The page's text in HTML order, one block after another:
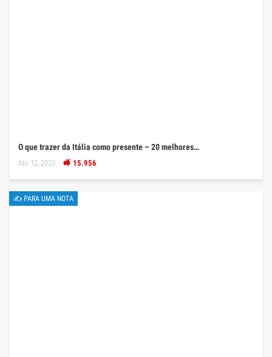
O que trazer da Itália como presente – 20 melhores…
Abr 12, 2022 15.956
✍ PARA UMA NOTA